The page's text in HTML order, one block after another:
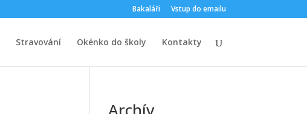
Bakaláři Vstup do emailu
Stravování Okénko do školy Kontakty